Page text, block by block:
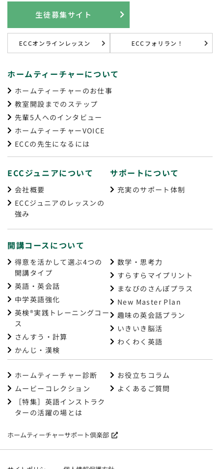
生徒募集サイト
ECCオンラインレッスン ECCフォリラン！
ホームティーチャーについて
ホームティーチャーのお仕事
教室開設までのステップ
先輩5人へのインタビュー
ホームティーチャーVOICE
ECCの先生になるには
ECCジュニアについて
会社概要
ECCジュニアのレッスンの
強み
サポートについて
充実のサポート体制
開講コースについて
得意を活かして選ぶ4つの
開講タイプ
英語・英会話
中学英語強化
英検®実践トレーニングコー
ス
さんすう・計算
かんじ・漢検
数学・思考力
すらすらマイプリント
まなびのさんぽプラス
New Master Plan
趣味の英会話プラン
いきいき脳活
わくわく英語
ホームティーチャー診断
ムービーコレクション
［特集］英語インストラク
ターの活躍の場とは
お役立ちコラム
よくあるご質問
ホームティーチャーサポート倶楽部